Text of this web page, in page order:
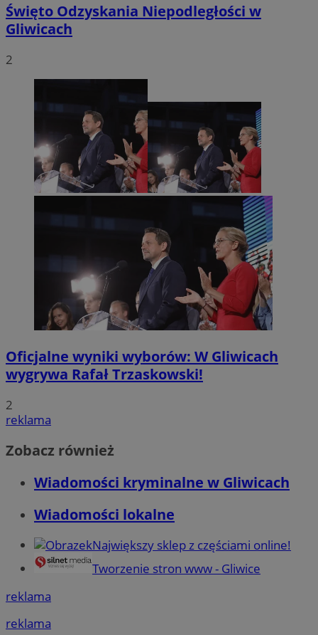
Święto Odzyskania Niepodległości w
Gliwicach
2
Oficjalne wyniki wyborów: W Gliwicach
wygrywa Rafał Trzaskowski!
2
reklama
Zobacz również
Wiadomości kryminalne w Gliwicach
Wiadomości lokalne
Największy sklep z częściami online!
Tworzenie stron www - Gliwice
reklama
reklama